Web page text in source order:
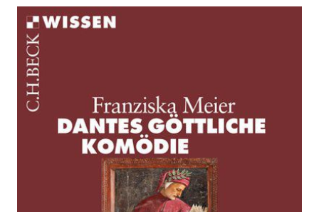
Dantes Göttliche
Komödie
Zur Wunschliste hinzufügen